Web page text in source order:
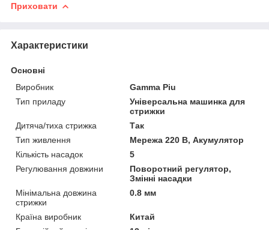
Приховати
Характеристики
Основні
Виробник
Gamma Piu
Тип приладу
Універсальна машинка для
стрижки
Дитяча/тиха стрижка
Так
Тип живлення
Мережа 220 В, Акумулятор
Кількість насадок
5
Регулювання довжини
Поворотний регулятор,
Змінні насадки
Мінімальна довжина
стрижки
0.8 мм
Країна виробник
Китай